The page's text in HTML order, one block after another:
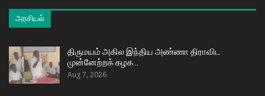
அரசியல்
திருமயம் அகில இந்திய அண்ணா திராவிட
முன்னேற்றக் கழக…
Aug 7, 2026